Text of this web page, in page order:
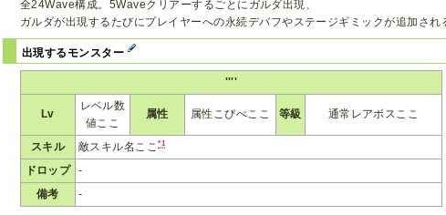
全24Wave構成。5Waveクリアーするごとにガルダ出現、
ガルダが出現するたびにプレイヤーへの永続デバフやステージギミックが追加され
出現するモンスター
''''
Lv
レベル数
値ここ
属性 属性こぴぺここ 等級 通常レアボスここ
スキル 敵スキル名ここ*1
ドロップ
-
備考
-